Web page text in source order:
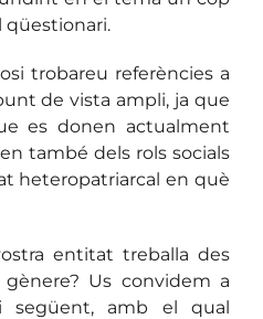
trobareu referències a
de vista ampli, ja que
es donen actualment
també dels rols socials
heteropatriarcal en què
entitat treballa des
Us convidem a
següent, amb el qual